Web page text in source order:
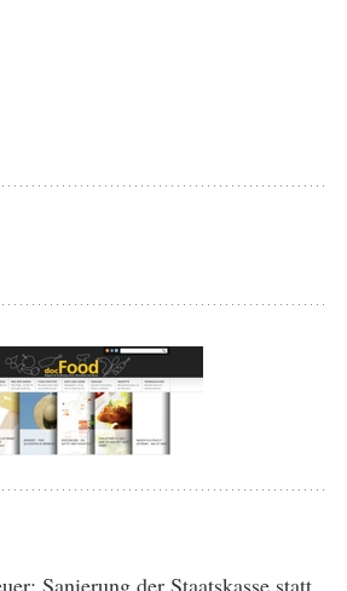
Sanierung der Staatskasse statt